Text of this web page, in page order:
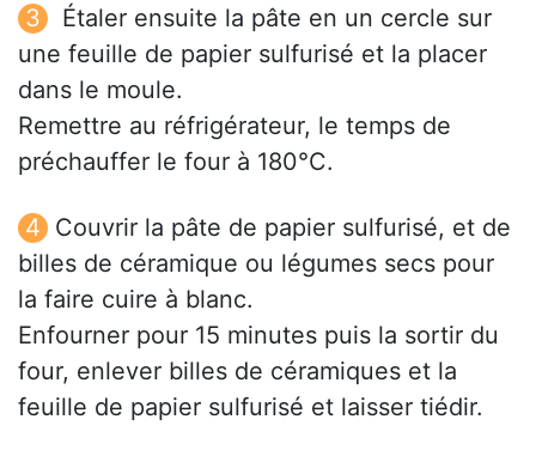
 Étaler ensuite la pâte en un cercle sur
une feuille de papier sulfurisé et la placer
dans le moule.
Remettre au réfrigérateur, le temps de
préchauffer le four à 180°C.
Couvrir la pâte de papier sulfurisé, et de
billes de céramique ou légumes secs pour
la faire cuire à blanc.
Enfourner pour 15 minutes puis la sortir du
four, enlever billes de céramiques et la
feuille de papier sulfurisé et laisser tiédir.